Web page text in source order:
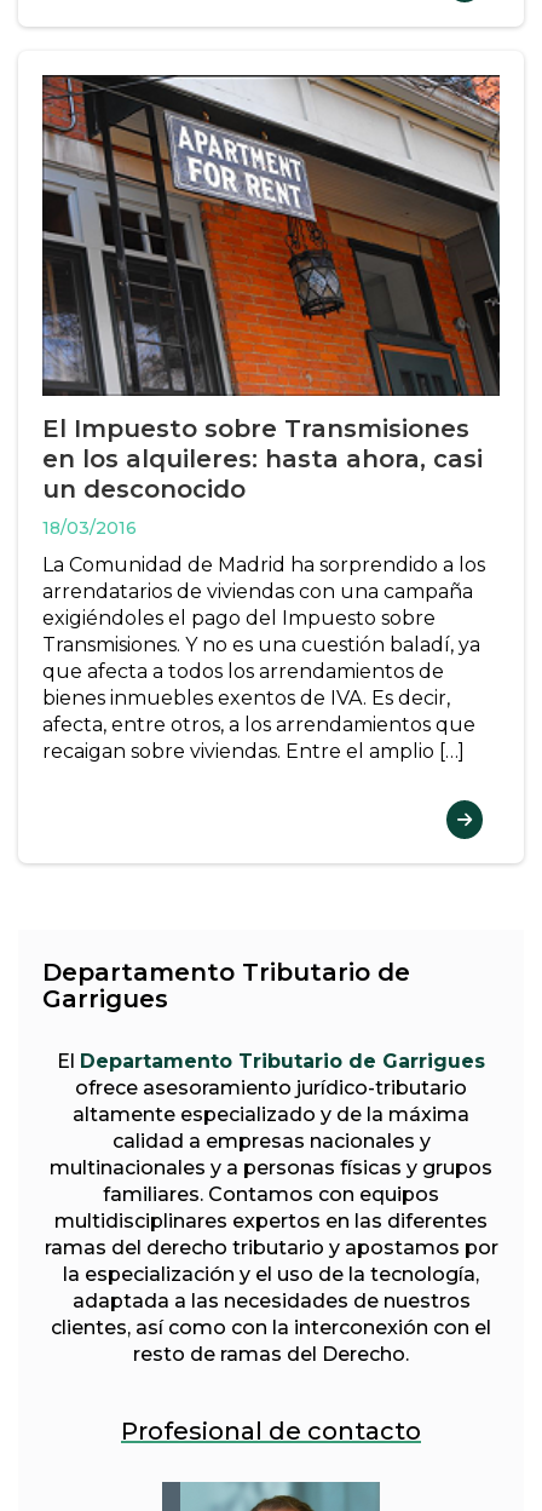
El Impuesto sobre Transmisiones
en los alquileres: hasta ahora, casi
un desconocido
18/03/2016
La Comunidad de Madrid ha sorprendido a los
arrendatarios de viviendas con una campaña
exigiéndoles el pago del Impuesto sobre
Transmisiones. Y no es una cuestión baladí, ya
que afecta a todos los arrendamientos de
bienes inmuebles exentos de IVA. Es decir,
afecta, entre otros, a los arrendamientos que
recaigan sobre viviendas. Entre el amplio […]
Departamento Tributario de
Garrigues
El Departamento Tributario de Garrigues
ofrece asesoramiento jurídico-tributario
altamente especializado y de la máxima
calidad a empresas nacionales y
multinacionales y a personas físicas y grupos
familiares. Contamos con equipos
multidisciplinares expertos en las diferentes
ramas del derecho tributario y apostamos por
la especialización y el uso de la tecnología,
adaptada a las necesidades de nuestros
clientes, así como con la interconexión con el
resto de ramas del Derecho.
Profesional de contacto